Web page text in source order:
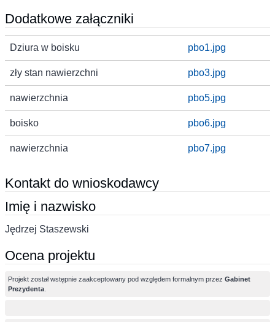
Dodatkowe załączniki
Dziura w boisku pbo1.jpg
zły stan nawierzchni pbo3.jpg
nawierzchnia pbo5.jpg
boisko pbo6.jpg
nawierzchnia pbo7.jpg
Kontakt do wnioskodawcy
Imię i nazwisko
Jędrzej Staszewski
Ocena projektu
Projekt został wstępnie zaakceptowany pod względem formalnym przez Gabinet
Prezydenta